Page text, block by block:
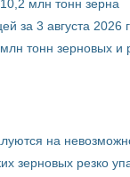
млн тонн зерна
за 3 августа 2026
тонн зерновых и
на
зерновых резко